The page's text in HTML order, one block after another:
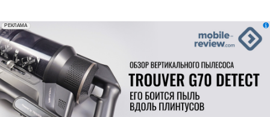
erid: 2VfnxxmNzs5
РЕКЛАМА